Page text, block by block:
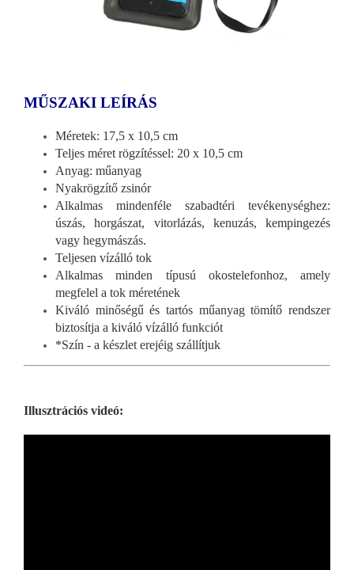
MŰSZAKI LEÍRÁS
Méretek: 17,5 x 10,5 cm
Teljes méret rögzítéssel: 20 x 10,5 cm
Anyag: műanyag
Nyakrögzítő zsinór
Alkalmas mindenféle szabadtéri tevékenységhez:
úszás, horgászat, vitorlázás, kenuzás, kempingezés
vagy hegymászás.
Teljesen vízálló tok
Alkalmas minden típusú okostelefonhoz, amely
megfelel a tok méretének
Kiváló minőségű és tartós műanyag tömítő rendszer
biztosítja a kiváló vízálló funkciót
*Szín - a készlet erejéig szállítjuk
Illusztrációs videó: